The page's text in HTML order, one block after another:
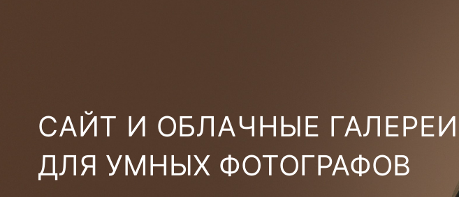
САЙТ И ОБЛАЧНЫЕ ГАЛЕРЕИ
ДЛЯ УМНЫХ ФОТОГРАФОВ